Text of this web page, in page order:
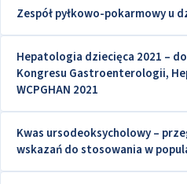
Zespół pyłkowo-pokarmowy u
Hepatologia dziecięca 2021 –
Kongresu Gastroenterologii,
WCPGHAN 2021
Kwas ursodeoksycholowy –
wskazań do stosowania w